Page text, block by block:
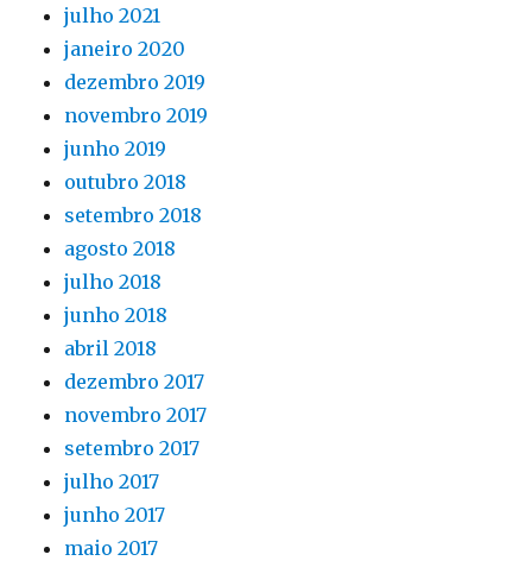
julho 2021
janeiro 2020
dezembro 2019
novembro 2019
junho 2019
outubro 2018
setembro 2018
agosto 2018
julho 2018
junho 2018
abril 2018
dezembro 2017
novembro 2017
setembro 2017
julho 2017
junho 2017
maio 2017